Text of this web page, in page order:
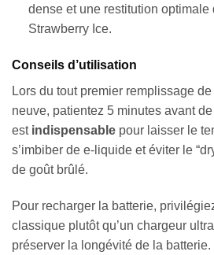
dense et une restitution optimale
Strawberry Ice.
Conseils d’utilisation
Lors du tout premier remplissage
neuve, patientez 5 minutes avant
est indispensable pour laisser le
s’imbiber de e-liquide et éviter le
de goût brûlé.
Pour recharger la batterie,
classique plutôt qu’un chargeur
préserver la longévité de la batterie.